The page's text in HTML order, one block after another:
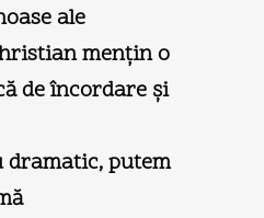
ale
menţin o
de încordare şi
dramatic, putem